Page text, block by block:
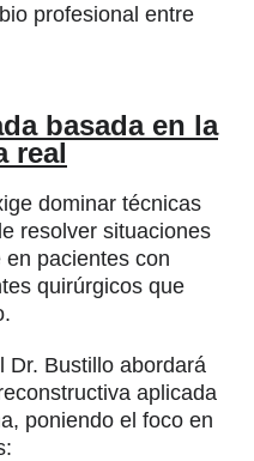
profesional entre
basada en la
real
dominar técnicas
resolver situaciones
pacientes con
quirúrgicos que
Dr. Bustillo abordará
aplicada
poniendo el foco en